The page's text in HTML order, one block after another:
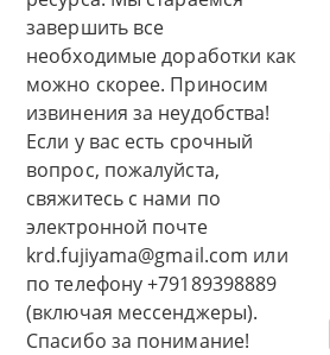
завершить все
необходимые доработки как
можно скорее. Приносим
извинения за неудобства!
Если у вас есть срочный
вопрос, пожалуйста,
свяжитесь с нами по
электронной почте
krd.fujiyama@gmail.com или
по телефону +79189398889
(включая мессенджеры).
Спасибо за понимание!